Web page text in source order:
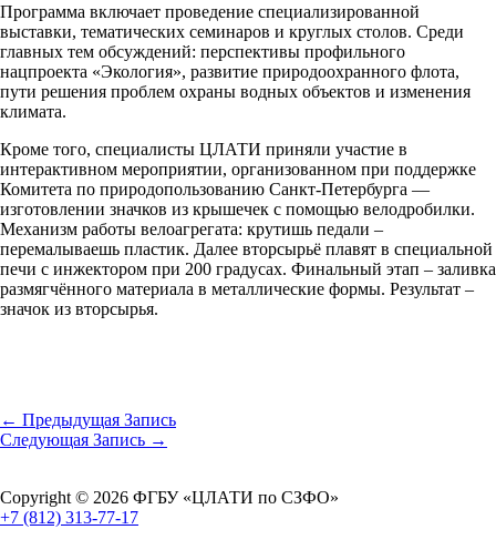
Программа включает проведение специализированной
выставки, тематических семинаров и круглых столов. Среди
главных тем обсуждений: перспективы профильного
нацпроекта «Экология», развитие природоохранного флота,
пути решения проблем охраны водных объектов и изменения
климата.
Кроме того, специалисты ЦЛАТИ приняли участие в
интерактивном мероприятии, организованном при поддержке
Комитета по природопользованию Санкт-Петербурга —
изготовлении значков из крышечек с помощью велодробилки.
Механизм работы велоагрегата: крутишь педали –
перемалываешь пластик. Далее вторсырьё плавят в специальной
печи с инжектором при 200 градусах. Финальный этап – заливка
размягчённого материала в металлические формы. Результат –
значок из вторсырья.
← Предыдущая Запись
Следующая Запись →
Copyright © 2026 ФГБУ «ЦЛАТИ по СЗФО»
+7 (812) 313-77-17